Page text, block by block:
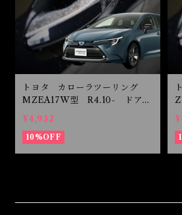
トヨタ カローラツーリング
MZEA17W型 R4.10- ドアカ
ップ保護フィルム
¥4,932
10%OFF